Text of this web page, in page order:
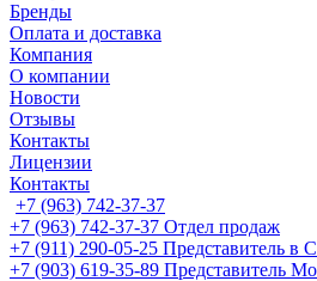
Бренды
Оплата и доставка
Компания
О компании
Новости
Отзывы
Контакты
Лицензии
Контакты
+7 (963) 742-37-37
+7 (963) 742-37-37 Отдел продаж
+7 (911) 290-05-25 Представитель в
+7 (903) 619-35-89 Представитель